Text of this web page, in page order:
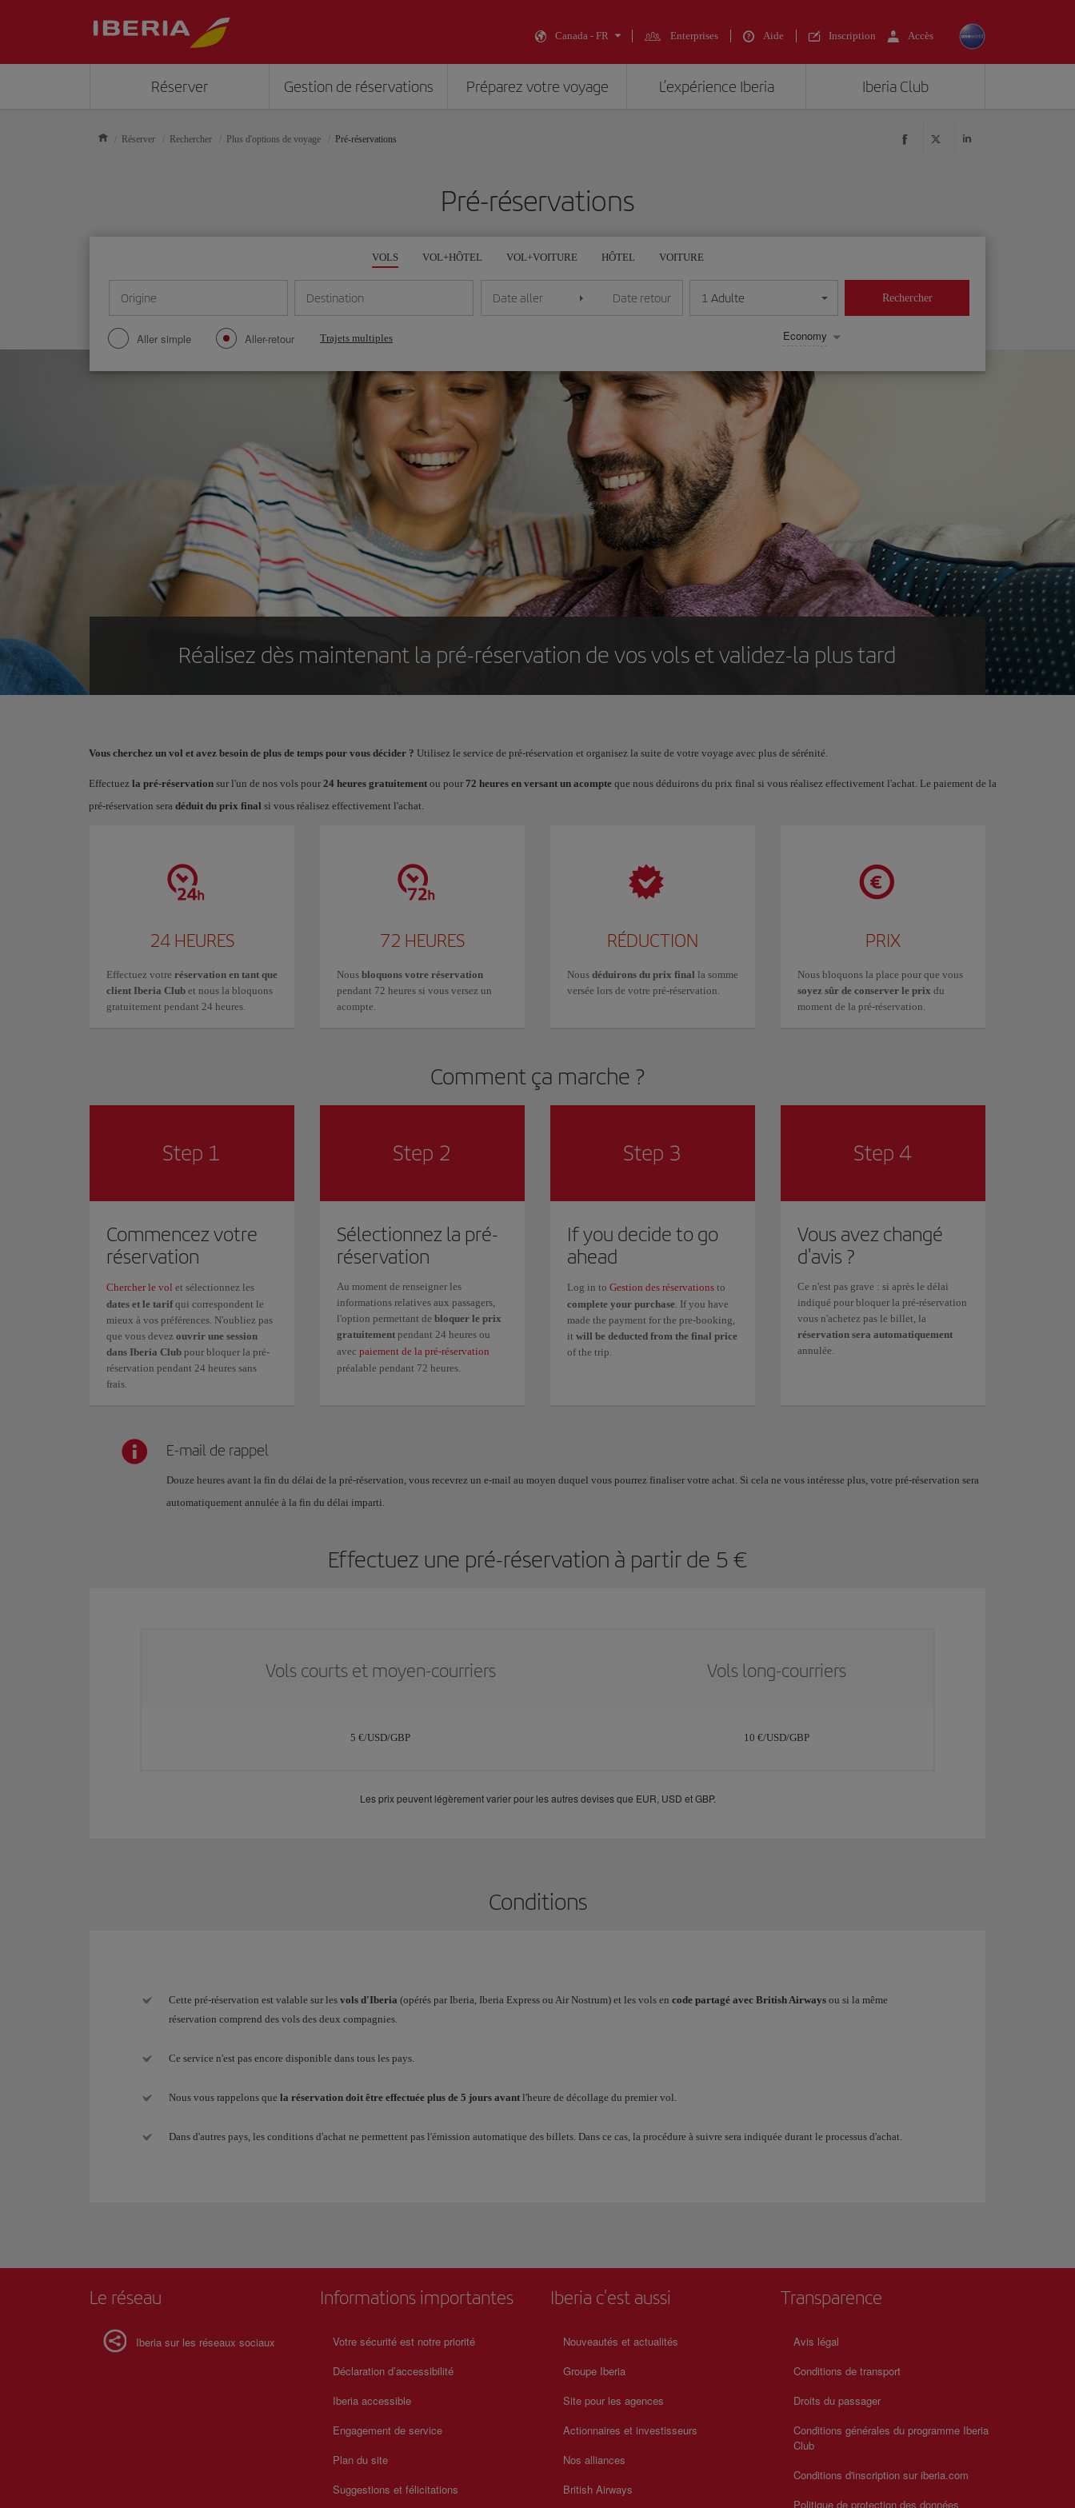
Canada - FR Enterprises Aide Inscription Accès
Réserver Gestion de réservations Préparez votre voyage L’expérience Iberia Iberia Club
Réserver Rechercher Plus d'options de voyage Pré-réservations
Pré-réservations
VOLS VOL+HÔTEL VOL+VOITURE HÔTEL VOITURE
Origine Destination
Aller simple Aller-retour Trajets multiples
Date aller Date retour 1 Adulte
Economy
Rechercher
Réalisez dès maintenant la pré-réservation de vos vols et validez-la plus tard
Vous cherchez un vol et avez besoin de plus de temps pour vous décider ? Utilisez le service de pré-réservation et organisez la suite de votre voyage avec plus de sérénité.
Effectuez la pré-réservation sur l'un de nos vols pour 24 heures gratuitement ou pour 72 heures en versant un acompte que nous déduirons du prix final si vous réalisez effectivement l'achat. Le paiement de la
pré-réservation sera déduit du prix final si vous réalisez effectivement l'achat.
24 HEURES
Effectuez votre réservation en tant que
client Iberia Club et nous la bloquons
gratuitement pendant 24 heures.
72 HEURES
Nous bloquons votre réservation
pendant 72 heures si vous versez un
acompte.
RÉDUCTION
Nous déduirons du prix final la somme
versée lors de votre pré-réservation.
PRIX
Nous bloquons la place pour que vous
soyez sûr de conserver le prix du
moment de la pré-réservation.
Comment ça marche ?
Commencez votre
réservation
Chercher le vol et sélectionnez les
dates et le tarifqui correspondent le
mieux à vos préférences. N'oubliez pas
que vous devez ouvrir une session
dans Iberia Club pour bloquer la pré-
réservation pendant 24 heures sans
frais.
Sélectionnez la pré-
réservation
Au moment de renseigner les
informations relatives aux passagers,
l'option permettant de bloquer le prix
gratuitement pendant 24 heures ou
avec paiement de la pré-réservation
préalable pendant 72 heures.
If you decide to go
ahead
Log in to Gestion des réservations to
complete your purchase. If you have
made the payment for the pre-booking,
it will be deducted from the final price
of the trip.
Vous avez changé
d'avis ?
Ce n'est pas grave : si après le délai
indiqué pour bloquer la pré-réservation
vous n'achetez pas le billet, la
réservation sera automatiquement
annulée.
E-mail de rappel
Douze heures avant la fin du délai de la pré-réservation, vous recevrez un e-mail au moyen duquel vous pourrez finaliser votre achat. Si cela ne vous intéresse plus, votre pré-réservation sera
automatiquement annulée à la fin du délai imparti.
Effectuez une pré-réservation à partir de 5 €
Vols courts et moyen-courriers Vols long-courriers
5 €/USD/GBP 10 €/USD/GBP
Les prix peuvent légèrement varier pour les autres devises que EUR, USD et GBP.
Conditions
Cette pré-réservation est valable sur les vols d'Iberia (opérés par Iberia, Iberia Express ou Air Nostrum) et les vols en code partagé avec British Airways ou si la même
réservation comprend des vols des deux compagnies.
Ce service n'est pas encore disponible dans tous les pays.
Nous vous rappelons que la réservation doit être effectuée plus de 5 jours avant l'heure de décollage du premier vol.
Dans d'autres pays, les conditions d'achat ne permettent pas l'émission automatique des billets. Dans ce cas, la procédure à suivre sera indiquée durant le processus d'achat.
Le réseau
Iberia sur les réseaux sociaux
Informations importantes
Votre sécurité est notre priorité
Déclaration d’accessibilité
Iberia accessible
Engagement de service
Plan du site
Suggestions et félicitations
Iberia c'est aussi
Nouveautés et actualités
Groupe Iberia
Site pour les agences
Actionnaires et investisseurs
Nos alliances
British Airways
Transparence
Avis légal
Conditions de transport
Droits du passager
Conditions générales du programme Iberia
Club
Conditions d'inscription sur iberia.com
Politique de protection des données